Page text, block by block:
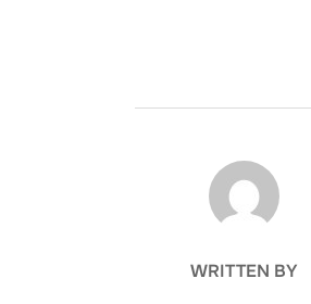
POST AUTHOR
WRITTEN BY